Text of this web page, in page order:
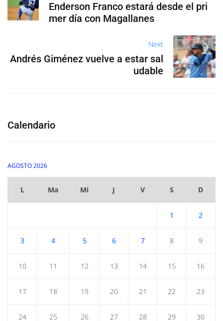
Enderson Franco estará desde el pri
mer día con Magallanes
Next
Andrés Giménez vuelve a estar sal
udable
Calendario
AGOSTO 2026
L Ma Mi J V S D
1 2
3 4 5 6 7 8 9
10 11 12 13 14 15 16
17 18 19 20 21 22 23
24 25 26 27 28 29 30